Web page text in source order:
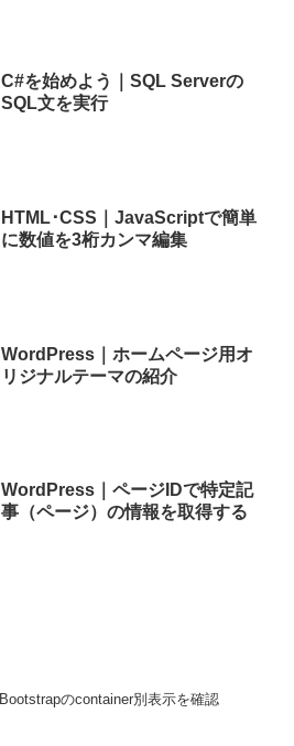
C#を始めよう｜SQL Serverの
SQL文を実行
HTML･CSS｜JavaScriptで簡単
に数値を3桁カンマ編集
WordPress｜ホームページ用オ
リジナルテーマの紹介
WordPress｜ページIDで特定記
事（ページ）の情報を取得する
Bootstrapのcontainer別表示を確認